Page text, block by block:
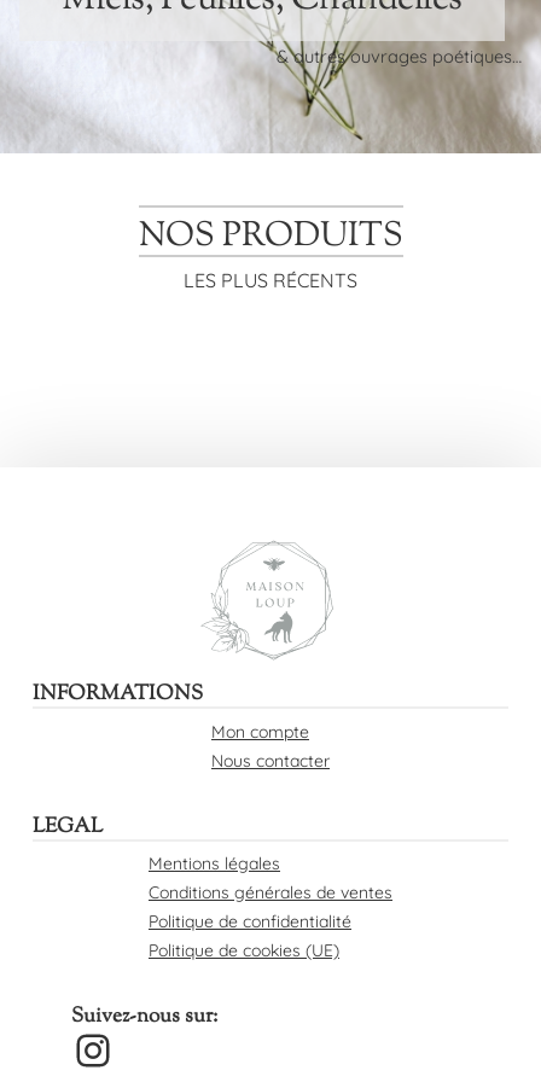
& autres ouvrages poétiques…
NOS PRODUITS
LES PLUS RÉCENTS
INFORMATIONS
Mon compte
Nous contacter
LEGAL
Mentions légales
Conditions générales de ventes
Politique de confidentialité
Politique de cookies (UE)
Suivez-nous sur:
Instagram